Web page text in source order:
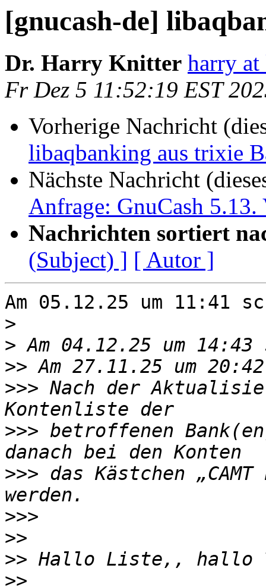
[gnucash-de]
Dr. Harry Knitter harry at
Fr Dez 5 11:52:19 EST
Vorherige Nachricht
libaqbanking aus trixie
Nächste Nachricht
Anfrage: GnuCash
Nachrichten sortiert
(Subject) ] [ Autor ]
Am 05.12.25 um 11:41
>
>
>>
>>> Nach der
>>> betroffenen
>>> das Kästchen
>>>
>>
>>
>>